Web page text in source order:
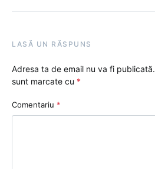
LASĂ UN RĂSPUNS
Adresa ta de email nu va fi publicată.
sunt marcate cu *
Comentariu *